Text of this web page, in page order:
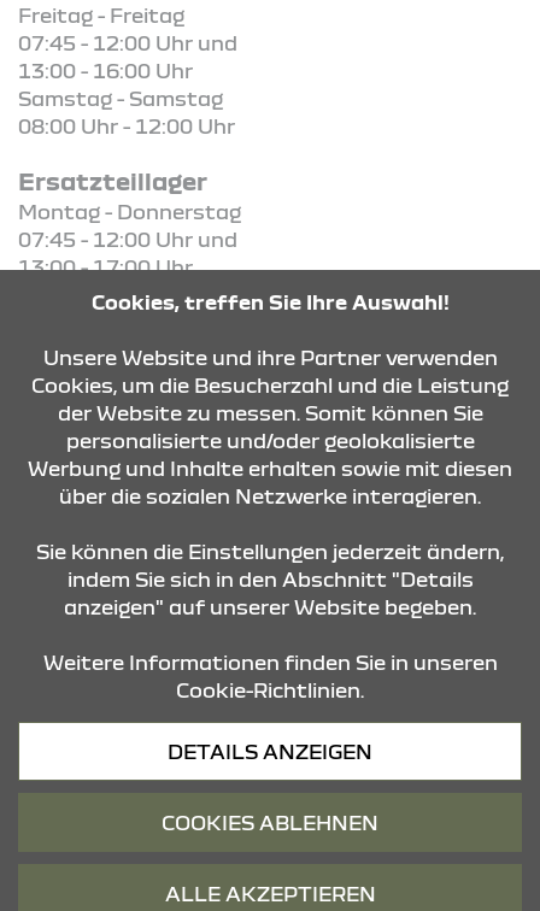
Freitag - Freitag
07:45 - 12:00 Uhr und
13:00 - 16:00 Uhr
Samstag - Samstag
08:00 Uhr - 12:00 Uhr
Ersatzteillager
Montag - Donnerstag
07:45 - 12:00 Uhr und
13:00 - 17:00 Uhr
Freitag - Freitag
13:00 - 16:00 Uhr
KONTAKT & ANFAHRT
Datenschutz
Cookies, treffen Sie Ihre Auswahl!
Unsere Website und ihre Partner verwenden
Cookies, um die Besucherzahl und die Leistung
der Website zu messen. Somit können Sie
personalisierte und/oder geolokalisierte
Werbung und Inhalte erhalten sowie mit diesen
über die sozialen Netzwerke interagieren.
Sie können die Einstellungen jederzeit ändern,
indem Sie sich in den Abschnitt "Details
anzeigen" auf unserer Website begeben.
Weitere Informationen finden Sie in unseren
Cookie-Richtlinien.
DETAILS ANZEIGEN
COOKIES ABLEHNEN
ALLE AKZEPTIEREN